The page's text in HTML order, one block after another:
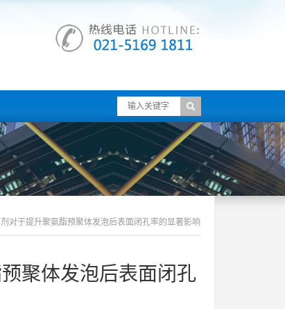
对于提升聚氨酯预聚体发泡后表面闭孔率的显著影响
聚体发泡后表面闭孔